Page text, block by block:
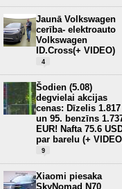
Pēc iebraukšanas upē
velosipēdists
1
Jaunā Volkswagen
cerība- elektroauto
Volkswagen
ID.Cross(+ VIDEO)
4
Šodien (5.08)
degvielai akcijas
cenas: Dīzelis 1.817
un 95. benzīns
EUR! Nafta 75.6
par barelu (+
9
Xiaomi piesaka
SkyNomad N70